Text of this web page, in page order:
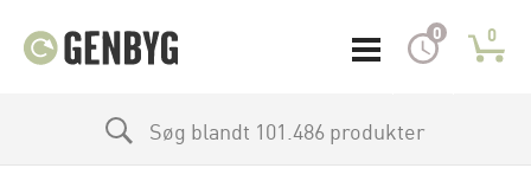
0 0
Søg blandt 101.486 produkter